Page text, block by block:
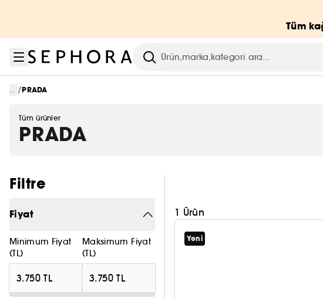
Tüm
Arama
... /PRADA
Tüm ürünler
PRADA
Filtre
Fiyat
Minimum Fiyat
(TL)
Maksimum Fiyat
(TL)
1 Ürün
Yeni